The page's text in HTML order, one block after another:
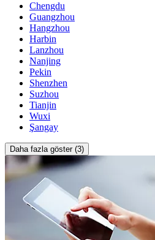
Chengdu
Guangzhou
Hangzhou
Harbin
Lanzhou
Nanjing
Pekin
Shenzhen
Suzhou
Tianjin
Wuxi
Şangay
Daha fazla göster (3)